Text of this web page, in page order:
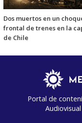
Dos muertos en un
frontal de trenes en la
de Chile
Portal de